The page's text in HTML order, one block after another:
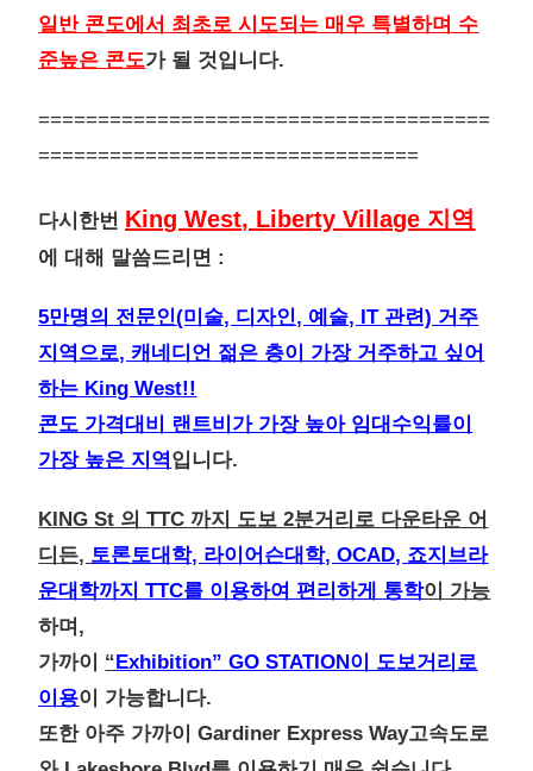
일반 콘도에서 최초로 시도되는 매우 특별하며 수
준높은 콘도가 될 것입니다.
======================================
================================
다시한번 King West, Liberty Village 지역
에 대해 말씀드리면 :
5만명의 전문인(미술, 디자인, 예술, IT 관련) 거주
지역으로, 캐네디언 젊은 층이 가장 거주하고 싶어
하는 King West!!
콘도 가격대비 랜트비가 가장 높아 임대수익률이
가장 높은 지역입니다.
KING St 의 TTC 까지 도보 2분거리로 다운타운 어
디든, 토론토대학, 라이어슨대학, OCAD, 죠지브라
운대학까지 TTC를 이용하여 편리하게 통학이 가능
하며,
가까이 “ Exhibition” GO STATION이 도보거리로
이용이 가능합니다.
또한 아주 가까이 Gardiner Express Way고속도로